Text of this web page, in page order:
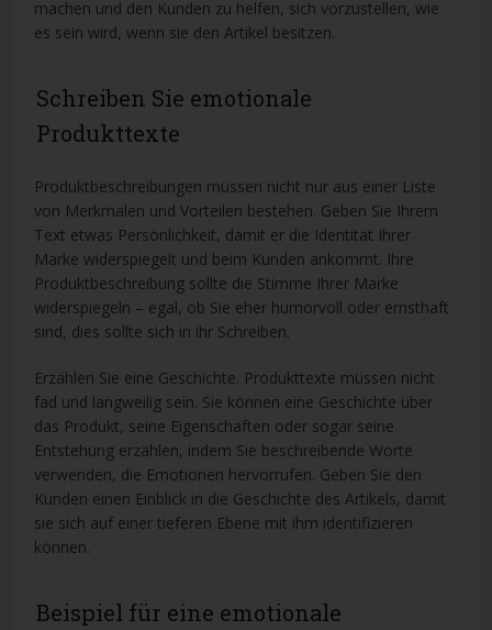
machen und den Kunden zu helfen, sich vorzustellen, wie
es sein wird, wenn sie den Artikel besitzen.
Schreiben Sie emotionale
Produkttexte
Produktbeschreibungen müssen nicht nur aus einer Liste
von Merkmalen und Vorteilen bestehen. Geben Sie Ihrem
Text etwas Persönlichkeit, damit er die Identität Ihrer
Marke widerspiegelt und beim Kunden ankommt. Ihre
Produktbeschreibung sollte die Stimme Ihrer Marke
widerspiegeln – egal, ob Sie eher humorvoll oder ernsthaft
sind, dies sollte sich in ihr Schreiben.
Erzählen Sie eine Geschichte. Produkttexte müssen nicht
fad und langweilig sein. Sie können eine Geschichte über
das Produkt, seine Eigenschaften oder sogar seine
Entstehung erzählen, indem Sie beschreibende Worte
verwenden, die Emotionen hervorrufen. Geben Sie den
Kunden einen Einblick in die Geschichte des Artikels, damit
sie sich auf einer tieferen Ebene mit ihm identifizieren
können.
Beispiel für eine emotionale